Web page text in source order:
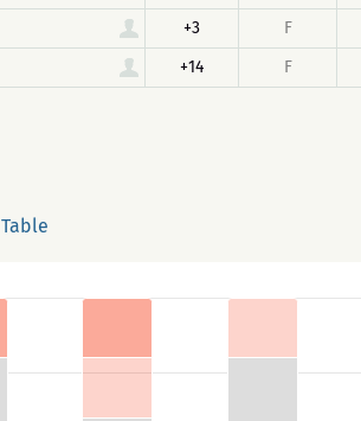
+3 F
+14 F
Table